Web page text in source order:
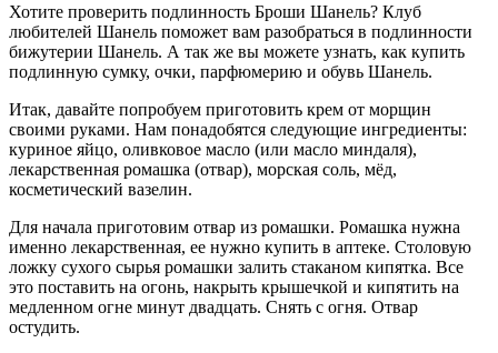
Хотите проверить подлинность Броши Шанель? Клуб
любителей Шанель поможет вам разобраться в подлинности
бижутерии Шанель. А так же вы можете узнать, как купить
подлинную сумку, очки, парфюмерию и обувь Шанель.
Итак, давайте попробуем приготовить крем от морщин
своими руками. Нам понадобятся следующие ингредиенты:
куриное яйцо, оливковое масло (или масло миндаля),
лекарственная ромашка (отвар), морская соль, мёд,
косметический вазелин.
Для начала приготовим отвар из ромашки. Ромашка нужна
именно лекарственная, ее нужно купить в аптеке. Столовую
ложку сухого сырья ромашки залить стаканом кипятка. Все
это поставить на огонь, накрыть крышечкой и кипятить на
медленном огне минут двадцать. Снять с огня. Отвар
остудить.